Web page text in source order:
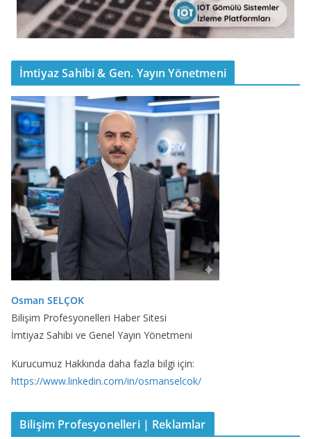
İmtiyaz Sahibi & Gen. Yayın Yönetmeni
Osman SELÇOK
Bilişim Profesyonelleri Haber Sitesi
İmtiyaz Sahibi ve Genel Yayın Yönetmeni
Kurucumuz Hakkında daha fazla bilgi için:
https://www.linkedin.com/in/osmanselcok/
Bilişim Profesyonelleri | Reklamlar